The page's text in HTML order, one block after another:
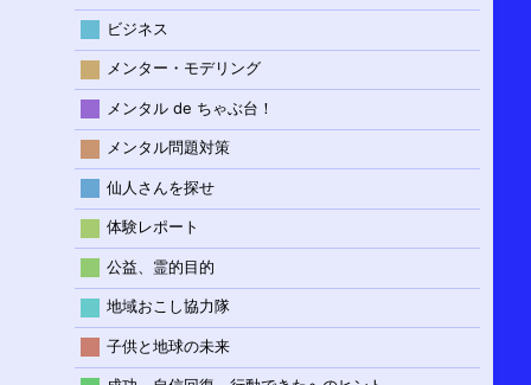
ビジネス
メンター・モデリング
メンタル de ちゃぶ台！
メンタル問題対策
仙人さんを探せ
体験レポート
公益、霊的目的
地域おこし協力隊
子供と地球の未来